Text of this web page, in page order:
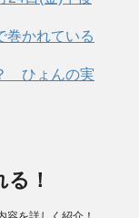
巻かれている
ひょんの実
！